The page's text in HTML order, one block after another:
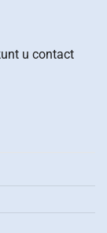
u contact